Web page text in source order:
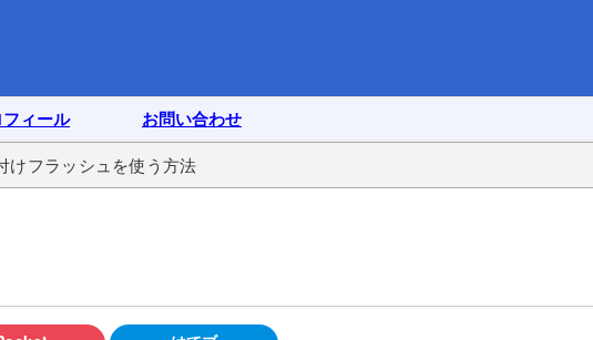
ィール お問い合わせ
フラッシュを使う方法